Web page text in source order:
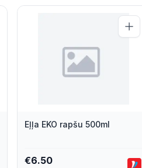
Eļļa EKO rapšu 500ml
€6.50